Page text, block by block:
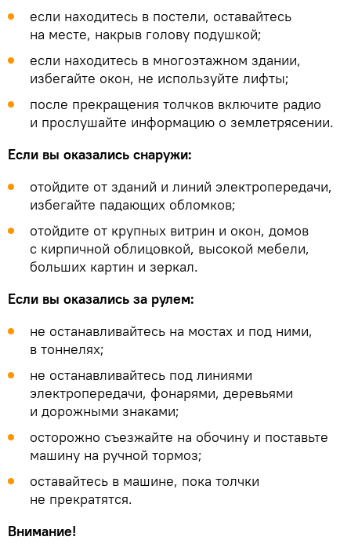
если находитесь в постели, оставайтесь
на месте, накрыв голову подушкой;
если находитесь в многоэтажном здании,
избегайте окон, не используйте лифты;
после прекращения толчков включите радио
и прослушайте информацию о землетрясении.
Если вы оказались снаружи:
отойдите от зданий и линий электропередачи,
избегайте падающих обломков;
отойдите от крупных витрин и окон, домов
с кирпичной облицовкой, высокой мебели,
больших картин и зеркал.
Если вы оказались за рулем:
не останавливайтесь на мостах и под ними,
в тоннелях;
не останавливайтесь под линиями
электропередачи, фонарями, деревьями
и дорожными знаками;
осторожно съезжайте на обочину и поставьте
машину на ручной тормоз;
оставайтесь в машине, пока толчки
не прекратятся.
Внимание!